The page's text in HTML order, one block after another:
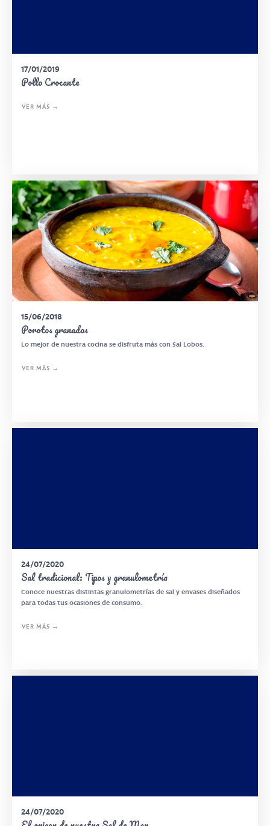
17/01/2019
Pollo Crocante
VER MÁS →
15/06/2018
Porotos granados
Lo mejor de nuestra cocina se disfruta más con Sal Lobos.
VER MÁS →
24/07/2020
Sal tradicional: Tipos y granulometría
Conoce nuestras distintas granulometrías de sal y envases diseñados
para todas tus ocasiones de consumo.
VER MÁS →
24/07/2020